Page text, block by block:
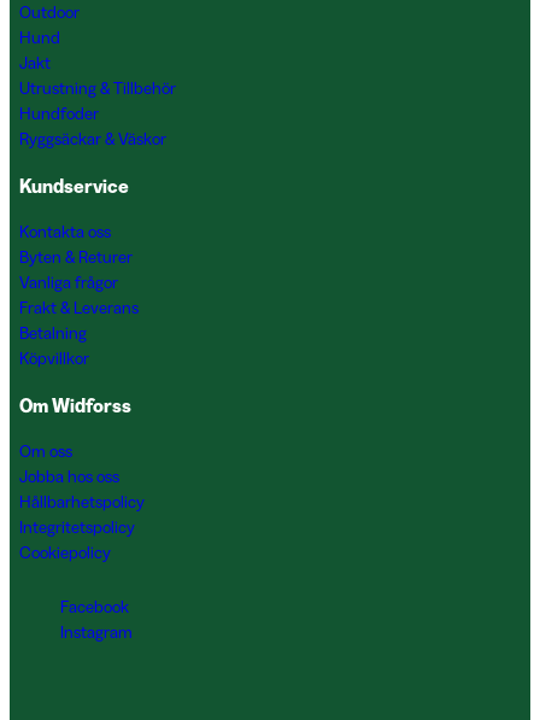
Outdoor
Hund
Jakt
Utrustning & Tillbehör
Hundfoder
Ryggsäckar & Väskor
Kundservice
Kontakta oss
Byten & Returer
Vanliga frågor
Frakt & Leverans
Betalning
Köpvillkor
Om Widforss
Om oss
Jobba hos oss
Hållbarhetspolicy
Integritetspolicy
Cookiepolicy
Facebook
Instagram